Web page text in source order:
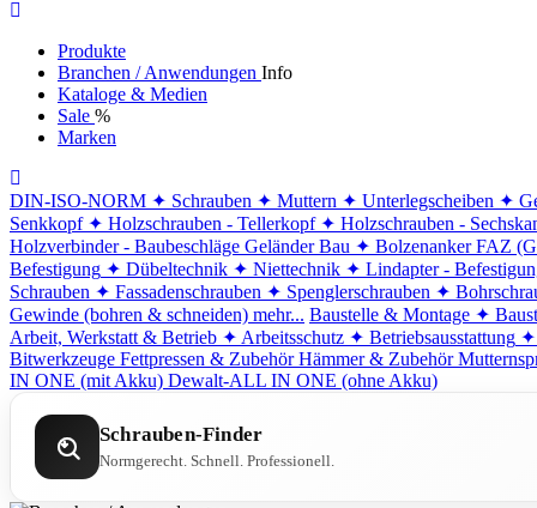
Produkte
Branchen / Anwendungen Info
Kataloge & Medien
Sale %
Marken
DIN-ISO-NORM ✦ Schrauben ✦ Muttern ✦ Unterlegscheiben ✦
Senkkopf ✦ Holzschrauben - Tellerkopf ✦ Holzschrauben -
Holzverbinder - Baubeschläge Geländer Bau ✦ Bolzenanker FAZ
Befestigung ✦ Dübeltechnik ✦ Niettechnik ✦ Lindapter -
Schrauben ✦ Fassadenschrauben ✦ Spenglerschrauben ✦
Gewinde (bohren & schneiden) mehr... Baustelle & Montage ✦
Arbeit, Werkstatt & Betrieb ✦ Arbeitsschutz ✦ Betriebsausstattung ✦
Bitwerkzeuge Fettpressen & Zubehör Hämmer & Zubehör
IN ONE (mit Akku) Dewalt-ALL IN ONE (ohne Akku)
Schrauben-Finder
Normgerecht. Schnell. Professionell.